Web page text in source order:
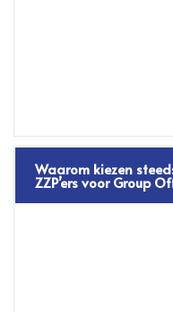
Waarom kiezen
ZZP’ers voor Group